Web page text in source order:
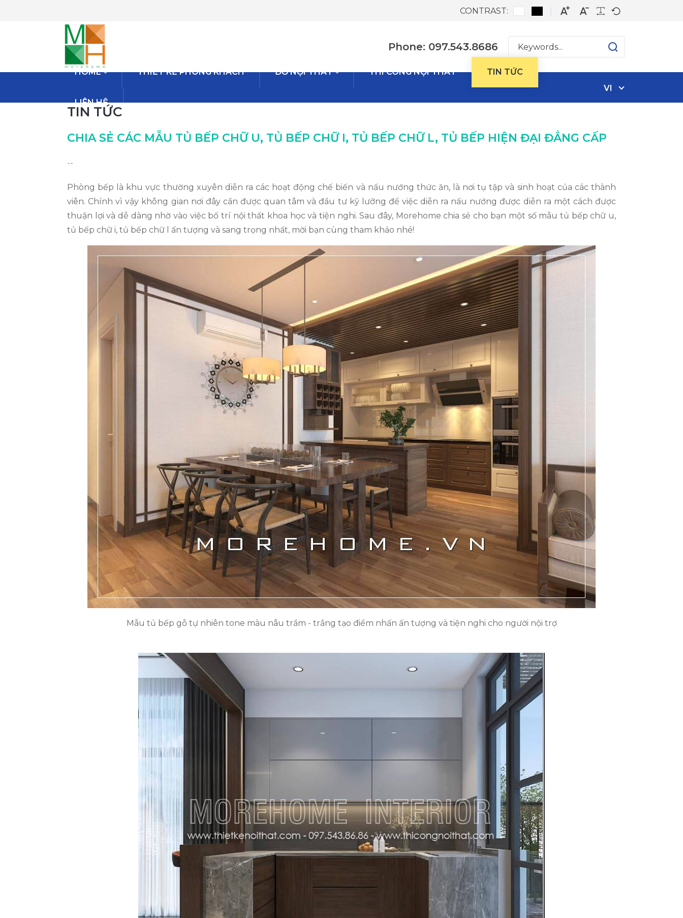
CONTRAST:
Phone: 097.543.8686
HOME THIẾT KẾ PHÒNG KHÁCH ĐỒ NỘI THẤT THI CÔNG NỘI THẤT TIN TỨC
LIÊN HỆ
VI
TIN TỨC
CHIA SẺ CÁC MẪU TỦ BẾP CHỮ U, TỦ BẾP CHỮ I, TỦ BẾP CHỮ L, TỦ BẾP HIỆN ĐẠI ĐẲNG CẤP
--
Phòng bếp là khu vực thường xuyên diễn ra các hoạt động chế biến và nấu nướng thức ăn, là nơi tụ tập và sinh hoạt của các thành
viên. Chính vì vậy không gian nơi đây cần được quan tâm và đầu tư kỹ lưỡng để việc diễn ra nấu nướng được diễn ra một cách được
thuận lợi và dễ dàng nhờ vào việc bố trí nội thất khoa học và tiện nghi. Sau đây, Morehome chia sẻ cho bạn một số mẫu tủ bếp chữ u,
tủ bếp chữ i, tủ bếp chữ l ấn tượng và sang trọng nhất, mời bạn cùng tham khảo nhé!
Mẫu tủ bếp gỗ tự nhiên tone màu nâu trầm - trắng tạo điểm nhấn ấn tượng và tiện nghi cho người nội trợ